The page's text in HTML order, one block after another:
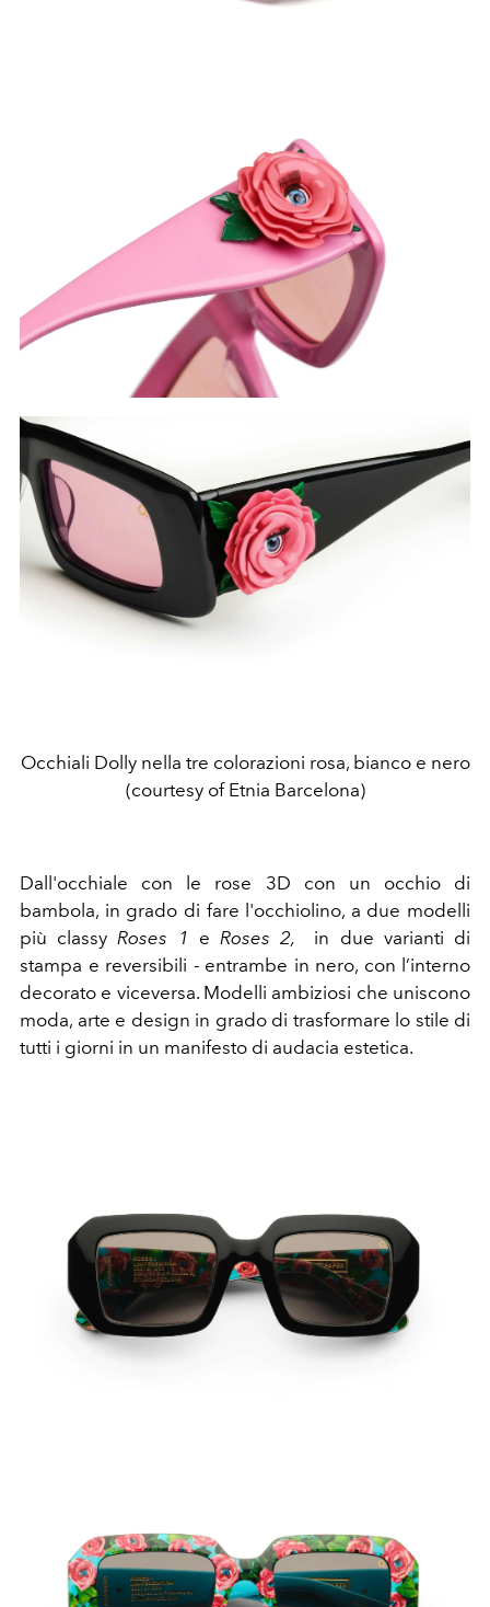
Occhiali Dolly nella tre colorazioni rosa, bianco e nero
(courtesy of Etnia Barcelona)
Dall'occhiale con le rose 3D con un occhio di
bambola, in grado di fare l'occhiolino, a due modelli
più classyRoses 1 e Roses 2,
in due varianti di
stampa e reversibili - entrambe in nero, con l’interno
decorato e viceversa. Modelli ambiziosi che uniscono
moda, arte e design in grado di trasformare lo stile di
tutti i giorni in un manifesto di audacia estetica.